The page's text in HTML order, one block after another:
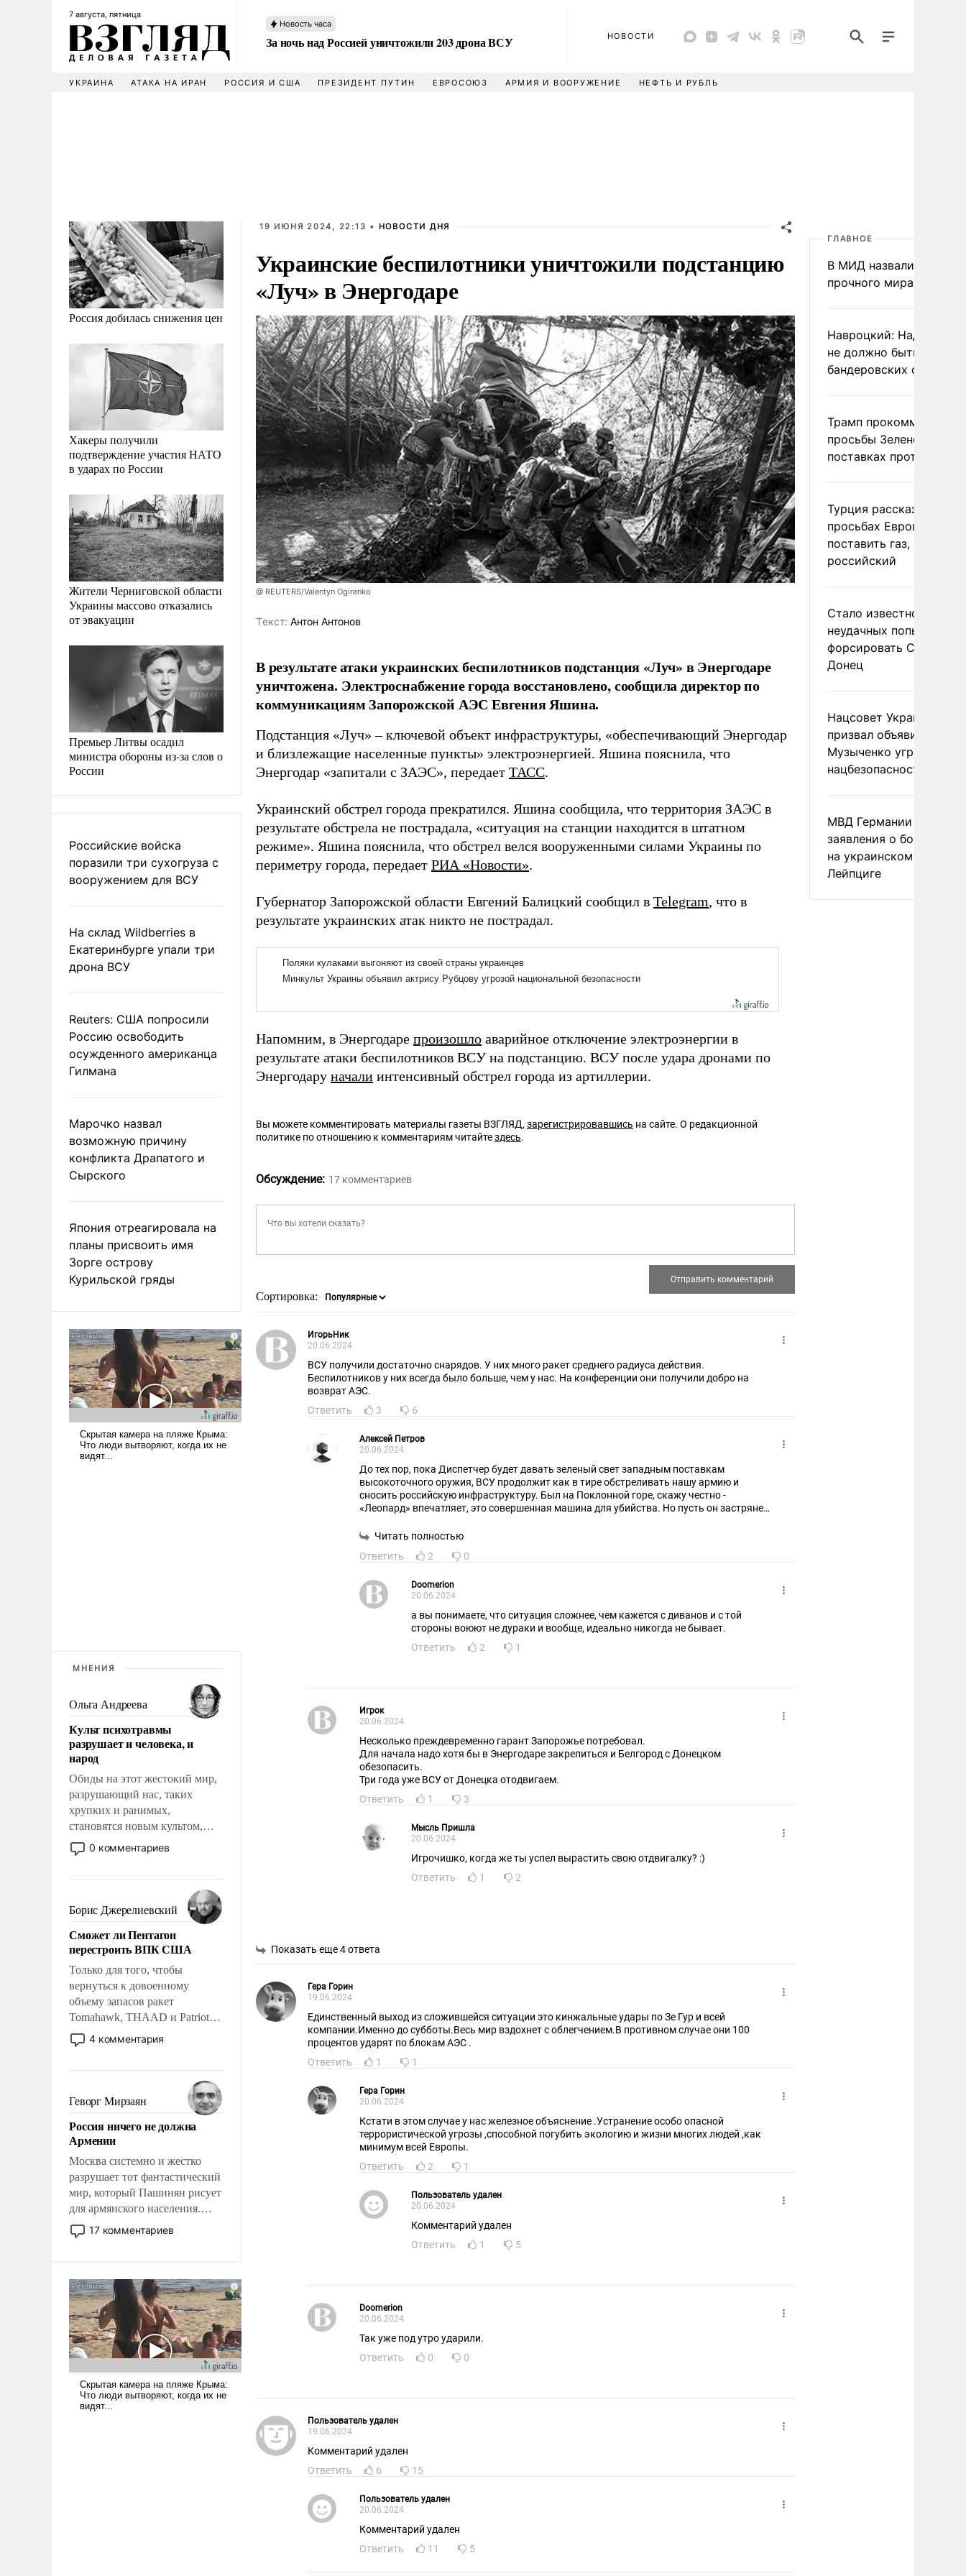
7 августа, пятница
Новость часа
За ночь над Россией уничтожили 203 дрона ВСУ НОВОСТИ
УКРАИНА АТАКА НА ИРАН РОССИЯ И США ПРЕЗИДЕНТ ПУТИН ЕВРОСОЮЗ АРМИЯ И ВООРУЖЕНИЕ НЕФТЬ И РУБЛЬ
Россия добилась снижения цен
Хакеры получили
подтверждение участия НАТО
в ударах по России
Жители Черниговской области
Украины массово отказались
от эвакуации
Премьер Литвы осадил
министра обороны из-за слов о
России
Российские войска
поразили три сухогруза с
вооружением для ВСУ
На склад Wildberries в
Екатеринбурге упали три
дрона ВСУ
Reuters: США попросили
Россию освободить
осужденного американца
Гилмана
Марочко назвал
возможную причину
конфликта Драпатого и
Сырского
Япония отреагировала на
планы присвоить имя
Зорге острову
Курильской гряды
МНЕНИЯ
Ольга Андреева
Культ психотравмы
разрушает и человека, и
народ
Обиды на этот жестокий мир,
разрушающий нас, таких
хрупких и ранимых,
становятся новым культом,
постепенно вытесняя и
отменяя традиционное
мужественным и твердым под
ударами судьбы, брать на себя
ответственность, помогать
слабым, идти вперед и
адаптироваться.
0 комментариев
Борис Джерелиевский
Сможет ли Пентагон
перестроить ВПК США
Только для того, чтобы
вернуться к довоенному
объему запасов ракет
Tomahawk, THAAD и Patriot
США потребуется более трех
лет. Даже небольшая война с
Сложившаяся ситуация
означает многолетний период
уязвимости США, например,
перед Китаем.
4 комментария
Геворг Мирзаян
Россия ничего не должна
Армении
Москва системно и жестко
разрушает тот фантастический
мир, который Пашинян рисует
для армянского населения.
Мир, где политические
прожекты будут безусловно
налогоплательщиков и где
Еревану за свои поступки не
нужно отвечать.
17 комментариев
19 ИЮНЯ 2024, 22:13 • НОВОСТИ ДНЯ
Украинские беспилотники уничтожили подстанцию
«Луч» в Энергодаре
@ REUTERS/Valentyn Ogirenko
Tекст: Антон Антонов
В результате атаки украинских беспилотников подстанция «Луч» в Энергодаре
уничтожена. Электроснабжение города восстановлено, сообщила директор по
коммуникациям Запорожской АЭС Евгения Яшина.
Подстанция «Луч» – ключевой объект инфраструктуры, «обеспечивающий Энергодар
и близлежащие населенные пункты» электроэнергией. Яшина пояснила, что
Энергодар «запитали с ЗАЭС», передает ТАСС.
Украинский обстрел города прекратился. Яшина сообщила, что территория ЗАЭС в
результате обстрела не пострадала, «ситуация на станции находится в штатном
режиме». Яшина пояснила, что обстрел велся вооруженными силами Украины по
периметру города, передает РИА «Новости».
Губернатор Запорожской области Евгений Балицкий сообщил в Telegram, что в
результате украинских атак никто не пострадал.
Напомним, в Энергодаре произошло аварийное отключение электроэнергии в
результате атаки беспилотников ВСУ на подстанцию. ВСУ после удара дронами по
Энергодару начали интенсивный обстрел города из артиллерии.
Вы можете комментировать материалы газеты ВЗГЛЯД,зарегистрировавшись на сайте. О редакционной
политике по отношению к комментариям читайтездесь.
Обсуждение: 17 комментариев
Сортировка:
ИгорьНик
20.06.2024
ВСУ получили достаточно снарядов. У них много ракет среднего радиуса действия.
Беспилотников у них всегда было больше, чем у нас. На конференции они получили добро на
возврат АЭС.
Ответить
3 6
Алексей Петров
20.06.2024
До тех пор, пока Диспетчер будет давать зеленый свет западным поставкам
высокоточного оружия, ВСУ продолжит как в тире обстреливать нашу армию и
сносить российскую инфраструктуру. Был на Поклонной горе, скажу честно -
«Леопард» впечатляет, это совершенная машина для убийства. Но пусть он застрянет
понимаете, что дело не только в Леопардах.
Читать полностью
Ответить
2 0
Doomerion
20.06.2024
а вы понимаете, что ситуация сложнее, чем кажется с диванов и с той
стороны воюют не дураки и вообще, идеально никогда не бывает.
Ответить
2 1
Игрок
20.06.2024
Несколько преждевременно гарант Запорожье потребовал.
Для начала надо хотя бы в Энергодаре закрепиться и Белгород с Донецком
обезопасить.
Три года уже ВСУ от Донецка отодвигаем.
Ответить
1 3
Мысль Пришла
20.06.2024
Игрочишко, когда же ты успел вырастить свою отдвигалку? :)
Ответить
1 2
Показать еще 4 ответа
Гера Горин
19.06.2024
Единственный выход из сложившейся ситуации это кинжальные удары по Зе Гур и всей
компании.Именно до субботы.Весь мир вздохнет с облегчением.В противном случае они 100
процентов ударят по блокам АЭС .
Ответить
1 1
Гера Горин
20.06.2024
Кстати в этом случае у нас железное объяснение .Устранение особо опасной
террористической угрозы ,способной погубить экологию и жизни многих людей ,как
минимум всей Европы.
Ответить
2 1
Пользователь удален
20.06.2024
Комментарий удален
Ответить
1 5
Doomerion
20.06.2024
Так уже под утро ударили.
Ответить
0 0
Пользователь удален
19.06.2024
Комментарий удален
Ответить
6 15
Пользователь удален
20.06.2024
Комментарий удален
Ответить
11 5
ГЛАВНОЕ
В МИД назвали условия
прочного мира на
Навроцкий: Над
не должно быть
бандеровских флагов
Трамп
просьбы Зеленского о
поставках
Турция рассказала о
просьбах Европы
поставить газ, но не
российский
Стало известно о
неудачных попытках
форсировать
Донец
Нацсовет Украины по
призвал объявить
Музыченко угрозой
нацбезопасности
МВД Германии отвергло
заявления о
на украинском
Лейпциге